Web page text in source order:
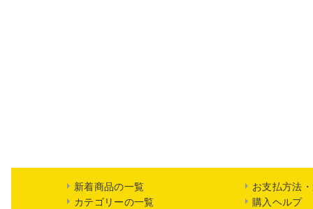
新着商品の一覧
カテゴリーの一覧
お支払方法
購入ヘルプ